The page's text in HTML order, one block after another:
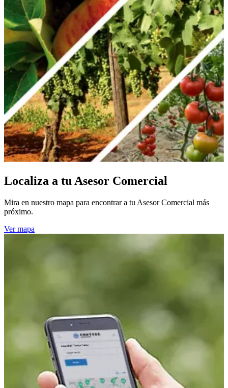
Localiza a tu Asesor Comercial
Mira en nuestro mapa para encontrar a tu Asesor Comercial más
próximo.
Ver mapa